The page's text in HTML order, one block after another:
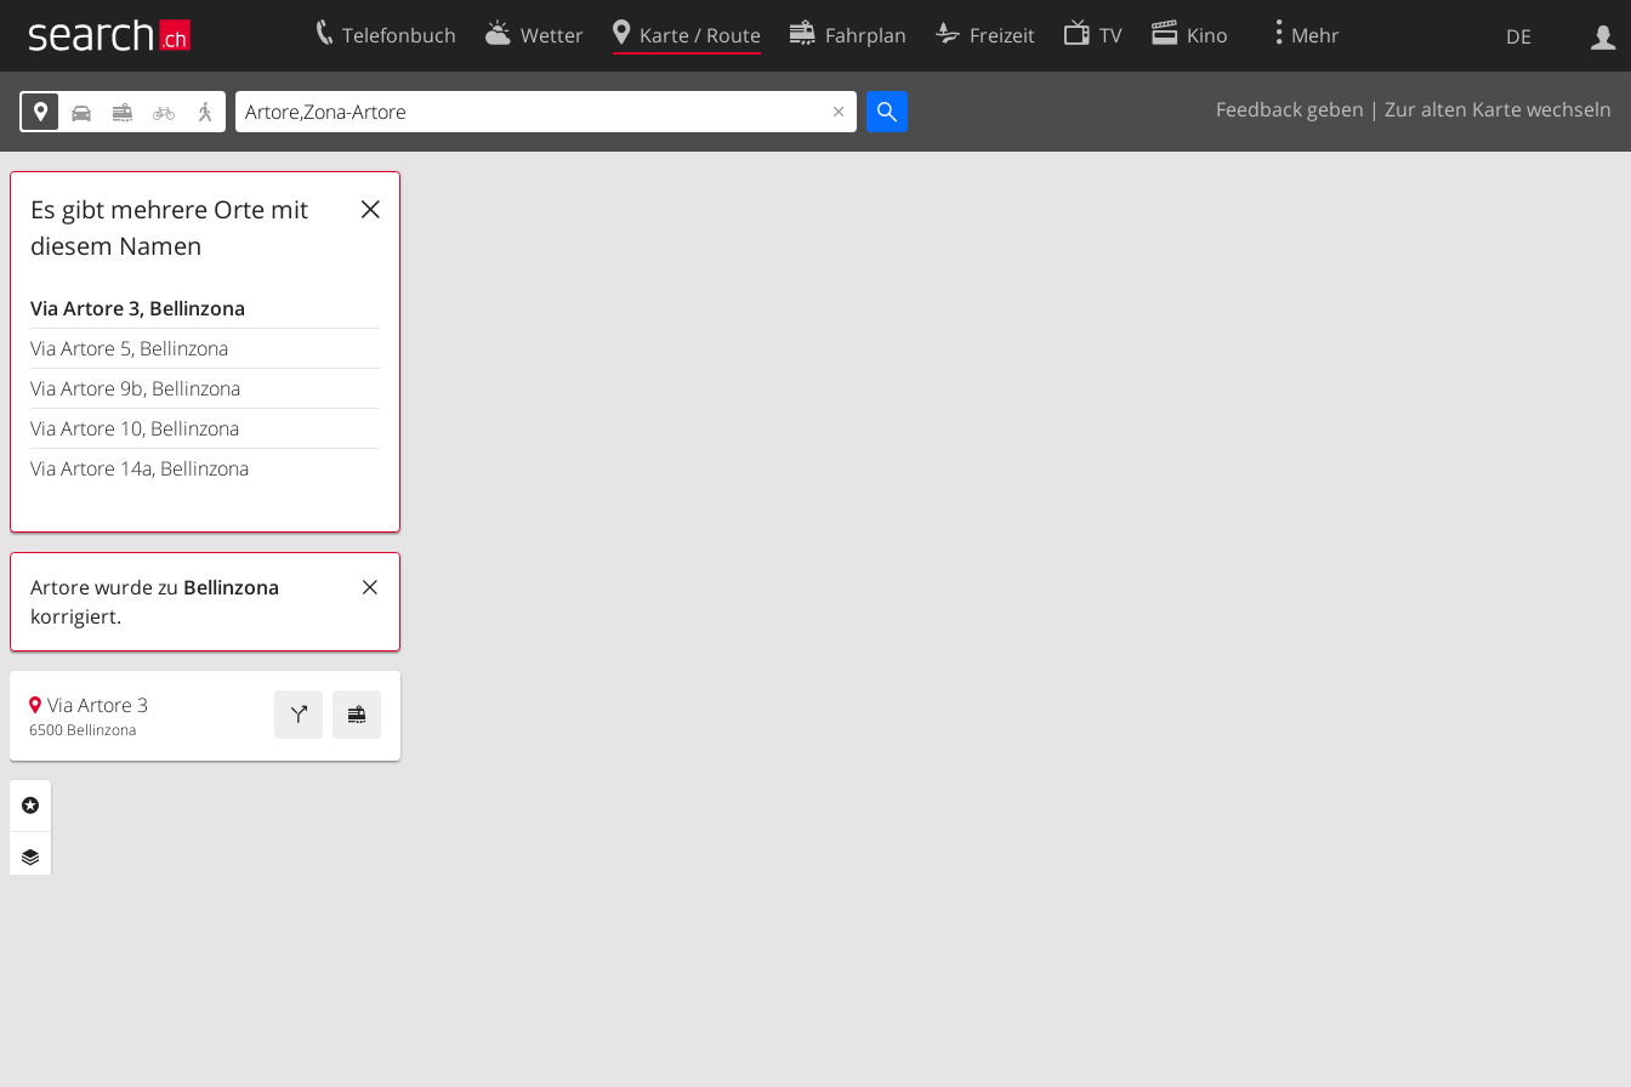
DE
Telefonbuch Wetter Karte / Route Fahrplan Freizeit TV Kino Mehr
     Feedback geben | Zur alten Karte wechseln
Es gibt mehrere Orte mit
diesem Namen
Via Artore 3, Bellinzona
Via Artore 5, Bellinzona
Via Artore 9b, Bellinzona
Via Artore 10, Bellinzona
Via Artore 14a, Bellinzona
Artore wurde zu Bellinzona
korrigiert.
Via Artore 3
6500 Bellinzona
Websuche
Ihr Eintrag
Kundencenter Geschäftskunden
Nutzungsbedingungen
Cookie-Richtlinie
Cookie-Einstellungen